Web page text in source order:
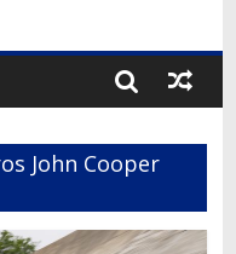
John Cooper